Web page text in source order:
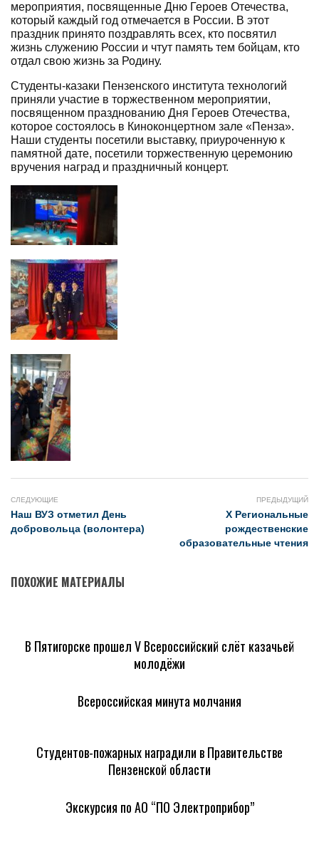
мероприятия, посвященные Дню Героев Отечества,
который каждый год отмечается в России. В этот
праздник принято поздравлять всех, кто посвятил
жизнь служению России и чтут память тем бойцам, кто
отдал свою жизнь за Родину.
Студенты-казаки Пензенского института технологий
приняли участие в торжественном мероприятии,
посвященном празднованию Дня Героев Отечества,
которое состоялось в Киноконцертном зале «Пенза».
Наши студенты посетили выставку, приуроченную к
памятной дате, посетили торжественную церемонию
вручения наград и праздничный концерт.
СЛЕДУЮЩИЕ
Наш ВУЗ отметил День
добровольца (волонтера)
ПРЕДЫДУЩИЙ
Х Региональные
рождественские
образовательные чтения
ПОХОЖИЕ МАТЕРИАЛЫ
В Пятигорске прошел V Всероссийский слёт казачьей
молодёжи
Всероссийская минута молчания
Студентов-пожарных наградили в Правительстве
Пензенской области
Экскурсия по АО “ПО Электроприбор”